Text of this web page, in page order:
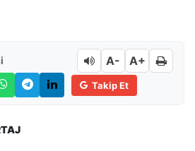
A- A+
Takip Et